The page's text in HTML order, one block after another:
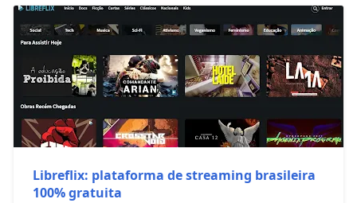
Libreflix: plataforma de streaming brasileira
100% gratuita